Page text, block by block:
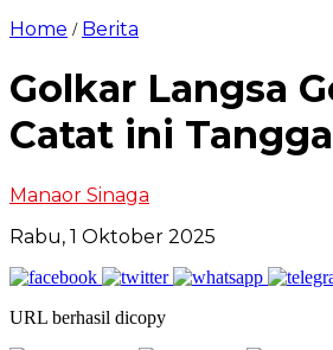
Home / Berita
Golkar Langsa
Catat ini
Manaor Sinaga
Rabu, 1 Oktober 2025
URL berhasil dicopy